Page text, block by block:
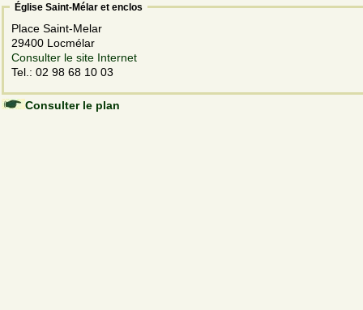
Église Saint-Mélar et enclos
Place Saint-Melar
29400 Locmélar
Consulter le site Internet
Tel.: 02 98 68 10 03
Consulter le plan